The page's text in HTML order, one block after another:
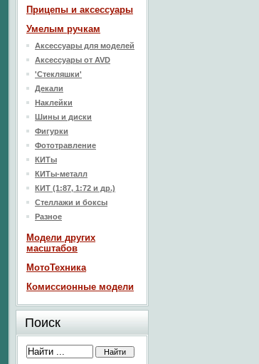
Прицепы и аксессуары
Умелым ручкам
Аксессуары для моделей
Аксессуары от AVD
'Стекляшки'
Декали
Наклейки
Шины и диски
Фигурки
Фототравление
КИТы
КИТы-металл
КИТ (1:87, 1:72 и др.)
Стеллажи и боксы
Разное
Модели других
масштабов
МотоТехника
Комиссионные модели
Поиск